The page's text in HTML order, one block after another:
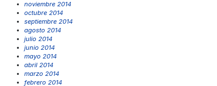
noviembre 2014
octubre 2014
septiembre 2014
agosto 2014
julio 2014
junio 2014
mayo 2014
abril 2014
marzo 2014
febrero 2014